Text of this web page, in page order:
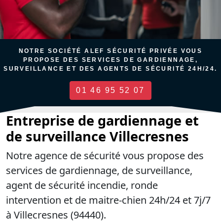
NOTRE SOCIÉTÉ ALEF SÉCURITÉ PRIVÉE VOUS
PROPOSE DES SERVICES DE GARDIENNAGE,
SURVEILLANCE ET DES AGENTS DE SÉCURITÉ 24H/24.
01 46 95 52 07
Entreprise de gardiennage et
de surveillance Villecresnes
Notre agence de sécurité vous propose des
services de gardiennage, de surveillance,
agent de sécurité incendie, ronde
intervention et de maitre-chien 24h/24 et 7j/7
à Villecresnes (94440).